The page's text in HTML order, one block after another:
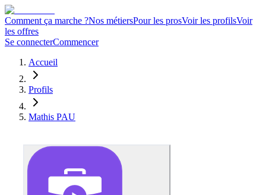
Comment ça marche ?Nos métiersPour les prosVoir les profilsVoir
les offres
Se connecterCommencer
Accueil
Profils
Mathis PAU